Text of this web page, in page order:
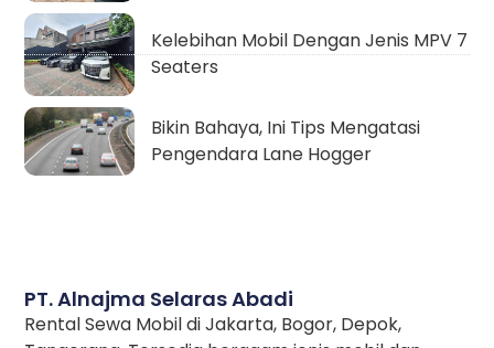
PT. Alnajma Selaras Abadi
Rental Sewa Mobil di Jakarta, Bogor, Depok,
Kelebihan Mobil Dengan Jenis MPV 7
Seaters
Bikin Bahaya, Ini Tips Mengatasi
Pengendara Lane Hogger